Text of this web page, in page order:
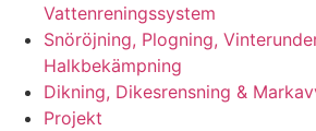
Vattenreningssystem
Snöröjning, Plogning,
Halkbekämpning
Dikning, Dikesrensning &
Projekt